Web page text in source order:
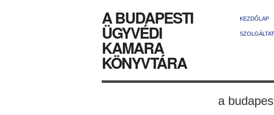
A BUDAPESTI
ÜGYVÉDI
KAMARA
KÖNYVTÁRA
KEZDŐLAP
a